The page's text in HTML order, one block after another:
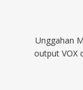
Unggahan
output VOX